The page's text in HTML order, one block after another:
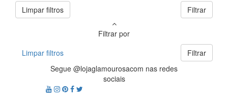
Limpar filtros
Filtrar
Filtrar por
Limpar filtros
Filtrar
Segue @lojaglamourosacom nas redes
sociais